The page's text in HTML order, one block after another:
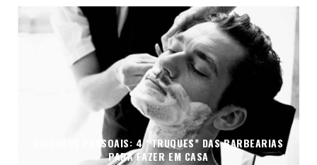
CUIDADOS PESSOAIS: 4 “TRUQUES” DAS BARBEARIAS
PARA FAZER EM CASA